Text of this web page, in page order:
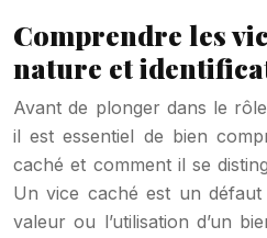
Comprendre les
nature et
Avant de plonger dans le
il est essentiel de bien
caché et comment il se
Un vice caché est un
valeur ou l’utilisation d’un